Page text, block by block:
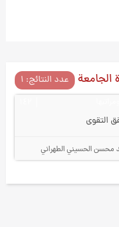
الجامعة عدد النتائج: ۱
التقوى
محسن الحسيني الطهراني